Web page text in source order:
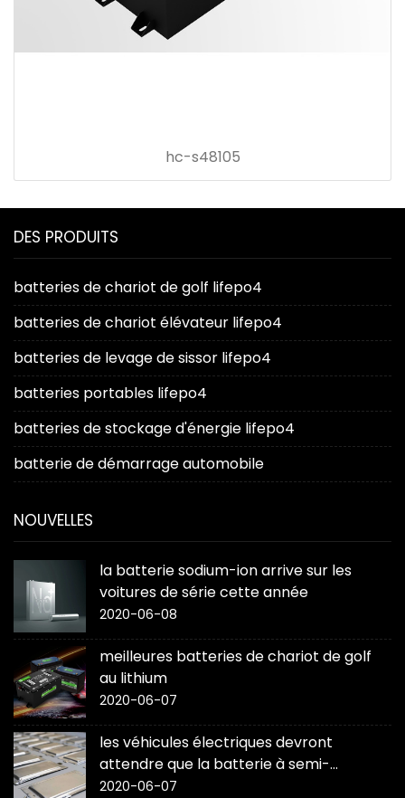
hc-s48105
DES PRODUITS
batteries de chariot de golf lifepo4
batteries de chariot élévateur lifepo4
batteries de levage de sissor lifepo4
batteries portables lifepo4
batteries de stockage d'énergie lifepo4
batterie de démarrage automobile
NOUVELLES
la batterie sodium-ion arrive sur les
voitures de série cette année
2020-06-08
meilleures batteries de chariot de golf
au lithium
2020-06-07
les véhicules électriques devront
attendre que la batterie à semi-
conducteurs « change la donne »
2020-06-07